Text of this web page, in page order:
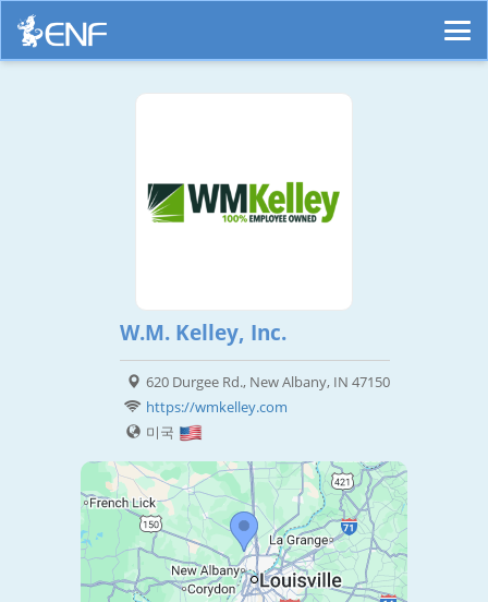
W.M. Kelley, Inc.
620 Durgee Rd., New Albany, IN 47150
https://wmkelley.com
미국